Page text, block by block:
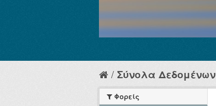
Σύνολα Δεδομένων
Φορείς